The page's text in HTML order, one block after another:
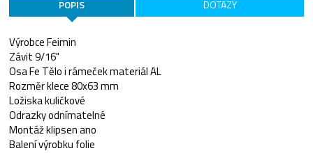
POPIS DOTAZY
Výrobce Feimin
Závit 9/16"
Osa Fe Tělo i rámeček materiál AL
Rozměr klece 80x63 mm
Ložiska kuličkové
Odrazky odnímatelné
Montáž klipsen ano
Balení výrobku folie